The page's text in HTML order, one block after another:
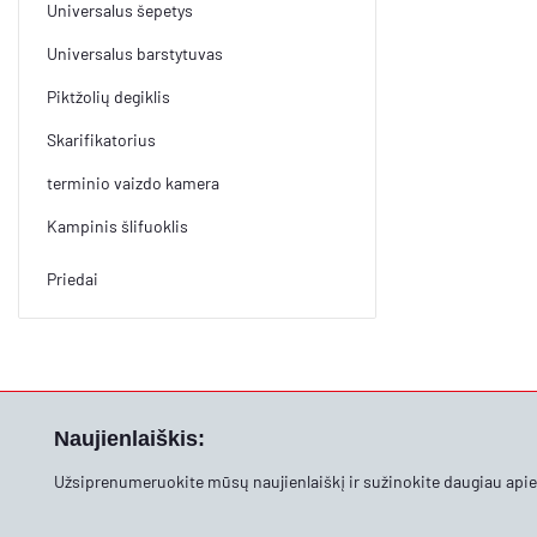
Universalus šepetys
Universalus barstytuvas
Piktžolių degiklis
Skarifikatorius
terminio vaizdo kamera
Kampinis šlifuoklis
Priedai
Naujienlaiškis:
Užsiprenumeruokite mūsų naujienlaiškį ir sužinokite daugiau